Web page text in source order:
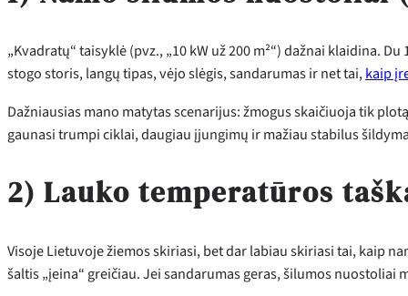
„Kvadratų“ taisyklė (pvz., „10 kW už 200 m²“) dažnai klaidina.
stogo storis, langų tipas, vėjo slėgis, sandarumas ir net tai,kaip
Dažniausias mano matytas scenarijus: žmogus skaičiuoja tik
gaunasi trumpi ciklai, daugiau įjungimų ir mažiau stabilus
2) Lauko temperatūros
Visoje Lietuvoje žiemos skiriasi, bet dar labiau skiriasi tai, kaip
šaltis „įeina“ greičiau. Jei sandarumas geras, šilumos nuostoliai